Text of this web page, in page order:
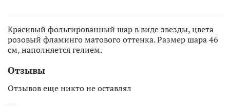
Красивый фольгированный шар в виде звезды, цвета
розовый фламинго матового оттенка. Размер шара 46
см, наполняется гелием.
Отзывы
Отзывов еще никто не оставлял